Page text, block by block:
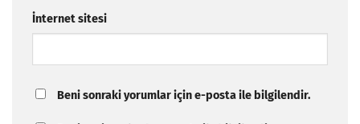
İnternet sitesi
Beni sonraki yorumlar için e-posta ile bilgilendir.